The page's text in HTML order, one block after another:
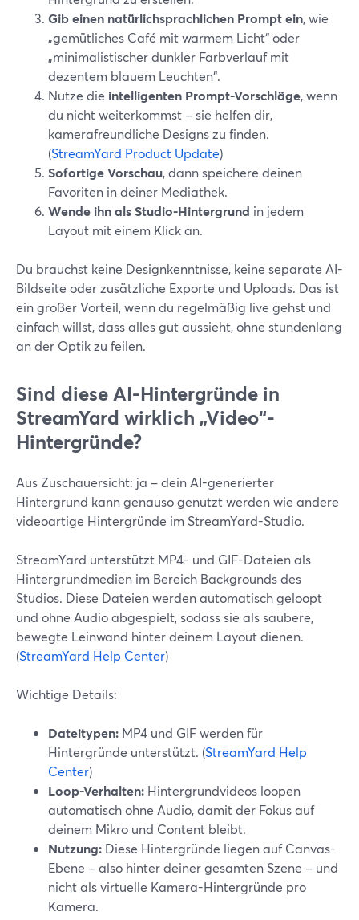
Gib einen natürlichsprachlichen Prompt ein, wie
„gemütliches Café mit warmem Licht“ oder
„minimalistischer dunkler Farbverlauf mit
dezentem blauem Leuchten“.
Nutze die intelligenten Prompt-Vorschläge, wenn
du nicht weiterkommst – sie helfen dir,
kamerafreundliche Designs zu finden.
(StreamYard Product Update)
Sofortige Vorschau, dann speichere deinen
Favoriten in deiner Mediathek.
Wende ihn als Studio-Hintergrund in jedem
Layout mit einem Klick an.
Du brauchst keine Designkenntnisse, keine separate AI-
Bildseite oder zusätzliche Exporte und Uploads. Das ist
ein großer Vorteil, wenn du regelmäßig live gehst und
einfach willst, dass alles gut aussieht, ohne stundenlang
an der Optik zu feilen.
Sind diese AI-Hintergründe in
StreamYard wirklich „Video“-
Hintergründe?
Aus Zuschauersicht: ja – dein AI-generierter
Hintergrund kann genauso genutzt werden wie andere
videoartige Hintergründe im StreamYard-Studio.
StreamYard unterstützt MP4- und GIF-Dateien als
Hintergrundmedien im Bereich Backgrounds des
Studios. Diese Dateien werden automatisch geloopt
und ohne Audio abgespielt, sodass sie als saubere,
bewegte Leinwand hinter deinem Layout dienen.
(StreamYard Help Center)
Wichtige Details:
Dateitypen: MP4 und GIF werden für
Hintergründe unterstützt. (StreamYard Help
Center)
Loop-Verhalten: Hintergrundvideos loopen
automatisch ohne Audio, damit der Fokus auf
deinem Mikro und Content bleibt.
Nutzung: Diese Hintergründe liegen auf Canvas-
Ebene – also hinter deiner gesamten Szene – und
nicht als virtuelle Kamera-Hintergründe pro
Kamera.